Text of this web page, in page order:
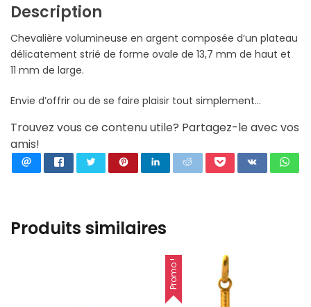
Description
Chevalière volumineuse en argent composée d’un plateau
délicatement strié de forme ovale de 13,7 mm de haut et
11 mm de large.
Envie d’offrir ou de se faire plaisir tout simplement…
Trouvez vous ce contenu utile? Partagez-le avec vos
amis!
Produits similaires
Promo !